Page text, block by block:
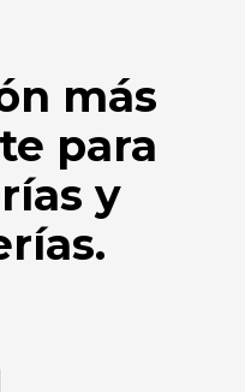
más
para
y